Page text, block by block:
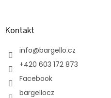
Kontakt
info@bargello.cz
+420 603 172 873
Facebook
bargellocz